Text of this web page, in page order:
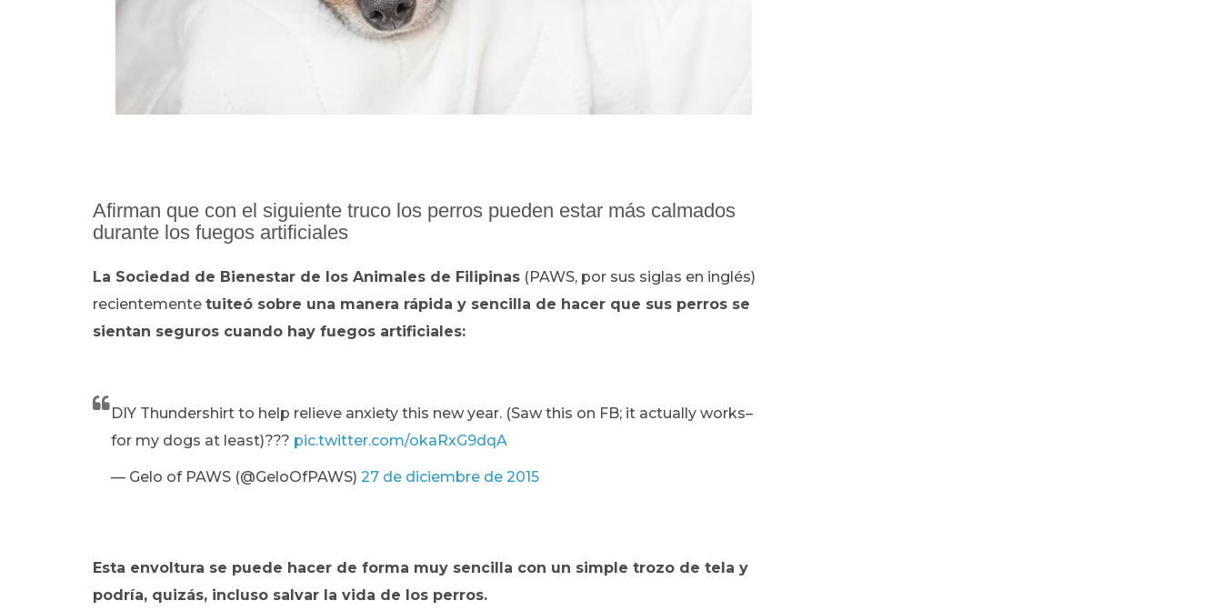
Afirman que con el siguiente truco los perros pueden estar más calmados
durante los fuegos artificiales
La Sociedad de Bienestar de los Animales de Filipinas (PAWS, por sus siglas en inglés)
recientemente tuiteó sobre una manera rápida y sencilla de hacer que sus perros se
sientan seguros cuando hay fuegos artificiales:
DIY Thundershirt to help relieve anxiety this new year. (Saw this on FB; it actually works–
for my dogs at least)??? pic.twitter.com/okaRxG9dqA
— Gelo of PAWS (@GeloOfPAWS) 27 de diciembre de 2015
Esta envoltura se puede hacer de forma muy sencilla con un simple trozo de tela y
podría, quizás, incluso salvar la vida de los perros.